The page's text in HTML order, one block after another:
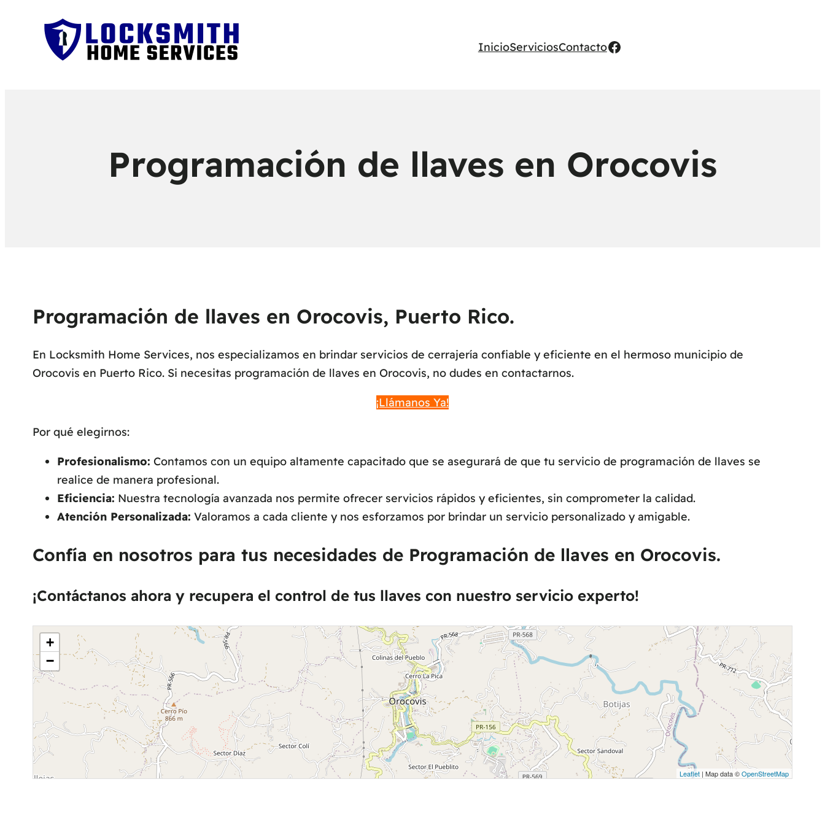
InicioServiciosContactoFacebook
Programación de llaves en Orocovis
Programación de llaves en Orocovis, Puerto Rico.
En Locksmith Home Services, nos especializamos en brindar servicios de cerrajería confiable y eficiente en el hermoso municipio de
Orocovis en Puerto Rico. Si necesitas programación de llaves en Orocovis, no dudes en contactarnos.
¡Llámanos Ya!
Por qué elegirnos:
Profesionalismo: Contamos con un equipo altamente capacitado que se asegurará de que tu servicio de programación de llaves se
realice de manera profesional.
Eficiencia: Nuestra tecnología avanzada nos permite ofrecer servicios rápidos y eficientes, sin comprometer la calidad.
Atención Personalizada: Valoramos a cada cliente y nos esforzamos por brindar un servicio personalizado y amigable.
Confía en nosotros para tus necesidades de Programación de llaves en Orocovis.
¡Contáctanos ahora y recupera el control de tus llaves con nuestro servicio experto!
+
−
Leaflet | Map data ©OpenStreetMap